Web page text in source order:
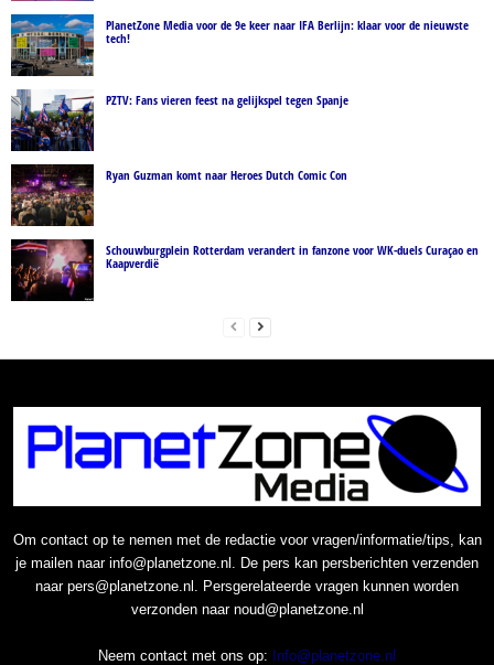
PlanetZone Media voor de 9e keer naar IFA Berlijn: klaar voor de nieuwste
tech!
PZTV: Fans vieren feest na gelijkspel tegen Spanje
Ryan Guzman komt naar Heroes Dutch Comic Con
Schouwburgplein Rotterdam verandert in fanzone voor WK-duels Curaçao en
Kaapverdië
Om contact op te nemen met de redactie voor vragen/informatie/tips, kan
je mailen naar info@planetzone.nl. De pers kan persberichten verzenden
naar pers@planetzone.nl. Persgerelateerde vragen kunnen worden
verzonden naar noud@planetzone.nl
Neem contact met ons op: Info@planetzone.nl